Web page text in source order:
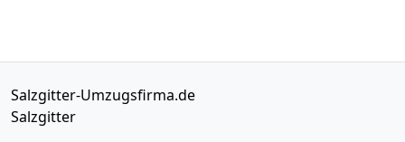
Salzgitter-Umzugsfirma.de
Salzgitter